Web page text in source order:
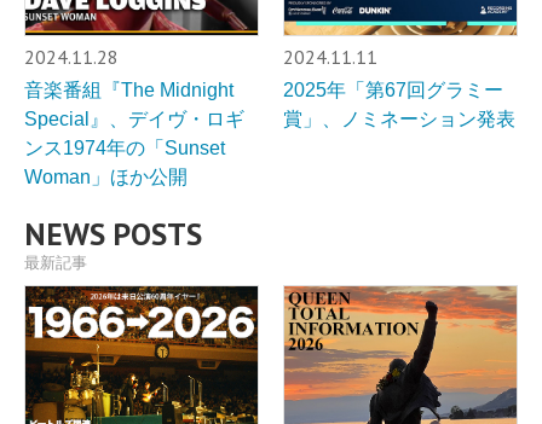
2024.11.28
音楽番組『The Midnight
Special』、デイヴ・ロギ
ンス1974年の「Sunset
Woman」ほか公開
2024.11.11
2025年「第67回グラミー
賞」、ノミネーション発表
NEWS POSTS
最新記事